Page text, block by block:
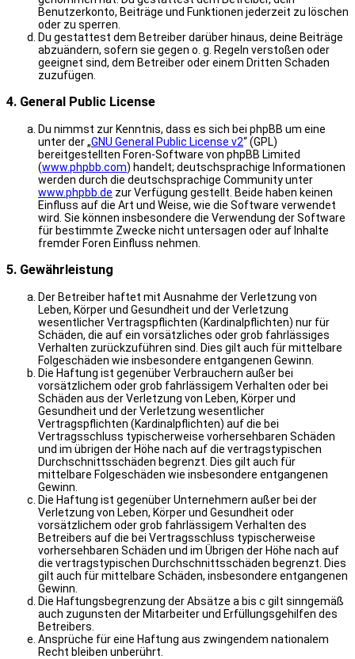
Benutzerkonto, Beiträge und Funktionen jederzeit zu löschen
oder zu sperren.
Du gestattest dem Betreiber darüber hinaus, deine Beiträge
abzuändern, sofern sie gegen o. g. Regeln verstoßen oder
geeignet sind, dem Betreiber oder einem Dritten Schaden
zuzufügen.
4. General Public License
Du nimmst zur Kenntnis, dass es sich bei phpBB um eine
unter der „GNU General Public License v2“ (GPL)
bereitgestellten Foren-Software von phpBB Limited
(www.phpbb.com) handelt; deutschsprachige Informationen
werden durch die deutschsprachige Community unter
www.phpbb.de zur Verfügung gestellt. Beide haben keinen
Einfluss auf die Art und Weise, wie die Software verwendet
wird. Sie können insbesondere die Verwendung der Software
für bestimmte Zwecke nicht untersagen oder auf Inhalte
fremder Foren Einfluss nehmen.
5. Gewährleistung
Der Betreiber haftet mit Ausnahme der Verletzung von
Leben, Körper und Gesundheit und der Verletzung
wesentlicher Vertragspflichten (Kardinalpflichten) nur für
Schäden, die auf ein vorsätzliches oder grob fahrlässiges
Verhalten zurückzuführen sind. Dies gilt auch für mittelbare
Folgeschäden wie insbesondere entgangenen Gewinn.
Die Haftung ist gegenüber Verbrauchern außer bei
vorsätzlichem oder grob fahrlässigem Verhalten oder bei
Schäden aus der Verletzung von Leben, Körper und
Gesundheit und der Verletzung wesentlicher
Vertragspflichten (Kardinalpflichten) auf die bei
Vertragsschluss typischerweise vorhersehbaren Schäden
und im übrigen der Höhe nach auf die vertragstypischen
Durchschnittsschäden begrenzt. Dies gilt auch für
mittelbare Folgeschäden wie insbesondere entgangenen
Gewinn.
Die Haftung ist gegenüber Unternehmern außer bei der
Verletzung von Leben, Körper und Gesundheit oder
vorsätzlichem oder grob fahrlässigem Verhalten des
Betreibers auf die bei Vertragsschluss typischerweise
vorhersehbaren Schäden und im Übrigen der Höhe nach auf
die vertragstypischen Durchschnittsschäden begrenzt. Dies
gilt auch für mittelbare Schäden, insbesondere entgangenen
Gewinn.
Die Haftungsbegrenzung der Absätze a bis c gilt sinngemäß
auch zugunsten der Mitarbeiter und Erfüllungsgehilfen des
Betreibers.
Ansprüche für eine Haftung aus zwingendem nationalem
Recht bleiben unberührt.